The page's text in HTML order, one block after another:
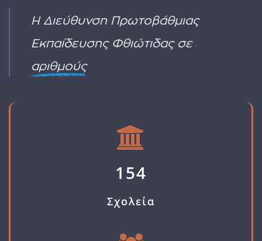
όπως
πυρκαγιές
ΥΑ
ΠΡΟΣΚΛΗΣΗΣ
ΓΙΑ
ΑΙΤΗΣΗ
ΔΙΟΡΙΣΜΟΥ
Η Διεύθυνση Πρωτοβάθμιας
Εκπαίδευσης Φθιώτιδας σε
αριθμούς
154
Σχολεία